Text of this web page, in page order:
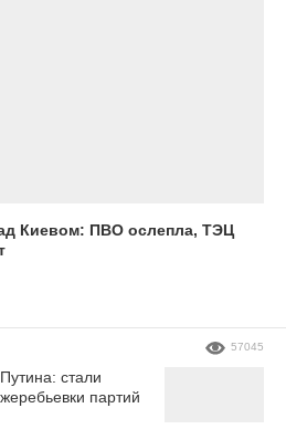
Киевом: ПВО ослепла, ТЭЦ
стали
партий
57045